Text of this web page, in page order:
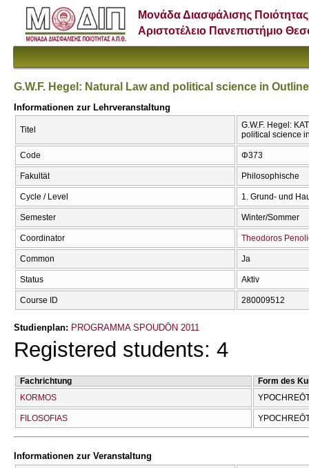
Μονάδα Διασφάλισης Ποιότητας
Αριστοτέλειο Πανεπιστήμιο
G.W.F. Hegel: Natural Law and political science in
Informationen zur Lehrveranstaltung
Titel
G.W.F. Hegel:
political science
Code Φ373
Fakultät Philosophische
Cycle / Level 1. Grund- und
Semester Winter/Sommer
Coordinator Theodoros
Common Ja
Status Aktiv
Course ID 280009512
Studienplan: PROGRAMMA SPOUDŌN 2011
Registered students: 4
Fachrichtung
Form des
KORMOS
FILOSOFIAS
Informationen zur Veranstaltung